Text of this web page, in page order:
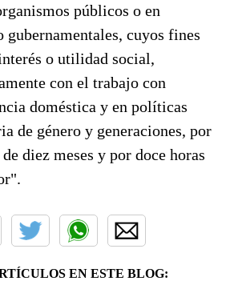
públicos o en
gubernamentales, cuyos fines
o utilidad social,
con el trabajo con
doméstica y en políticas
de género y generaciones, por
diez meses y por doce horas
EN ESTE BLOG: